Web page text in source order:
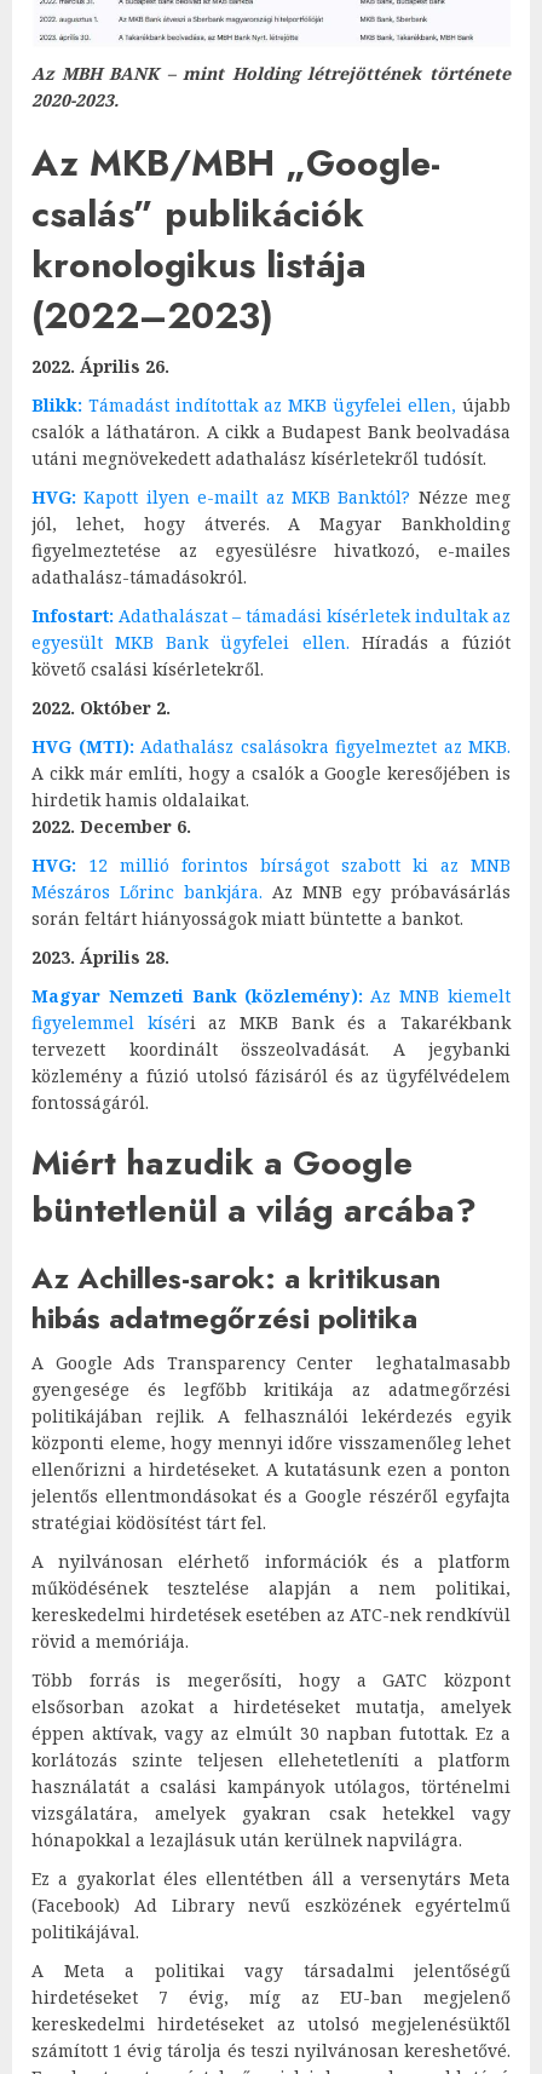
Az MBH BANK – mint Holding létrejöttének története
2020-2023.
Az MKB/MBH „Google-
csalás” publikációk
kronologikus listája
(2022–2023)
2022. Április 26.
Blikk: Támadást indítottak az MKB ügyfelei ellen, újabb
csalók a láthatáron. A cikk a Budapest Bank beolvadása
utáni megnövekedett adathalász kísérletekről tudósít.
HVG: Kapott ilyen e-mailt az MKB Banktól? Nézze meg
jól, lehet, hogy átverés. A Magyar Bankholding
figyelmeztetése az egyesülésre hivatkozó, e-mailes
adathalász-támadásokról.
Infostart: Adathalászat – támadási kísérletek indultak az
egyesült MKB Bank ügyfelei ellen. Híradás a fúziót
követő csalási kísérletekről.
2022. Október 2.
HVG (MTI): Adathalász csalásokra figyelmeztet az MKB.
A cikk már említi, hogy a csalók a Google keresőjében is
hirdetik hamis oldalaikat.
2022. December 6.
HVG: 12 millió forintos bírságot szabott ki az MNB
Mészáros Lőrinc bankjára. Az MNB egy próbavásárlás
során feltárt hiányosságok miatt büntette a bankot.
2023. Április 28.
Magyar Nemzeti Bank (közlemény): Az MNB kiemelt
figyelemmel kíséri az MKB Bank és a Takarékbank
tervezett koordinált összeolvadását. A jegybanki
közlemény a fúzió utolsó fázisáról és az ügyfélvédelem
fontosságáról.
Miért hazudik a Google
büntetlenül a világ arcába?
Az Achilles-sarok: a kritikusan
hibás adatmegőrzési politika
A Google Ads Transparency Center leghatalmasabb
gyengesége és legfőbb kritikája az adatmegőrzési
politikájában rejlik. A felhasználói lekérdezés egyik
központi eleme, hogy mennyi időre visszamenőleg lehet
ellenőrizni a hirdetéseket. A kutatásunk ezen a ponton
jelentős ellentmondásokat és a Google részéről egyfajta
stratégiai ködösítést tárt fel.
A nyilvánosan elérhető információk és a platform
működésének tesztelése alapján a nem politikai,
kereskedelmi hirdetések esetében az ATC-nek rendkívül
rövid a memóriája.
Több forrás is megerősíti, hogy a GATC központ
elsősorban azokat a hirdetéseket mutatja, amelyek
éppen aktívak, vagy az elmúlt 30 napban futottak. Ez a
korlátozás szinte teljesen ellehetetleníti a platform
használatát a csalási kampányok utólagos, történelmi
vizsgálatára, amelyek gyakran csak hetekkel vagy
hónapokkal a lezajlásuk után kerülnek napvilágra.
Ez a gyakorlat éles ellentétben áll a versenytárs Meta
(Facebook) Ad Library nevű eszközének egyértelmű
politikájával.
A Meta a politikai vagy társadalmi jelentőségű
hirdetéseket 7 évig, míg az EU-ban megjelenő
kereskedelmi hirdetéseket az utolsó megjelenésüktől
számított 1 évig tárolja és teszi nyilvánosan kereshetővé.